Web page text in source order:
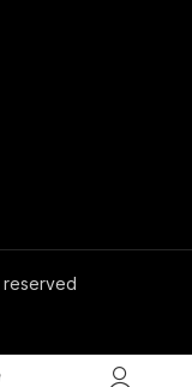
reserved